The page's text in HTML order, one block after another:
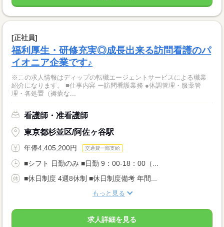
[正社員]
福利厚生・研修充実◎成長出来る訪問看護のパ
イオニア企業です♪
※この求人情報はディップの転職エージェントサービスによる職業
紹介になります。 ■仕事内容 ー訪問看護業務 ●体調管理・服薬管
理・各処置（褥瘡な...
看護師・准看護師
東京都杉並区/阿佐ヶ谷駅
年俸4,405,200円 交通費一部支給
■シフト 日勤のみ ■日勤 9：00-18：00（...
■休日制度 4週8休制 ■休日制度備考 年間...
もっと見る
求人詳細を見る